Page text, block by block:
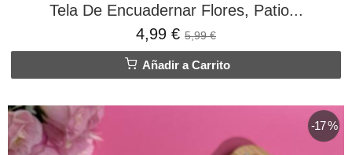
Tela De Encuadernar Flores, Patio...
4,99 € 5,99 €
Añadir a Carrito
-17 %